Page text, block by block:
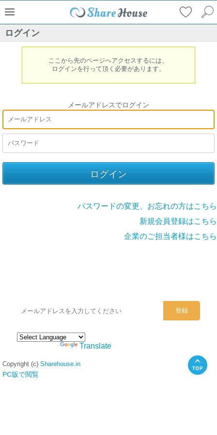
ログイン
ここから先のページへアクセスするには、
ログインを行って頂く必要があります。
メールアドレスでログイン
パスワードの変更、お忘れの方はこちら
新規会員登録はこちら
企業のご担当者様はこちら
Translate
Copyright (c) Sharehouse.in
PC版で閲覧